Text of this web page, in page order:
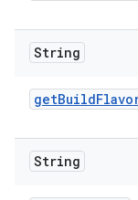
String
getBuild
String